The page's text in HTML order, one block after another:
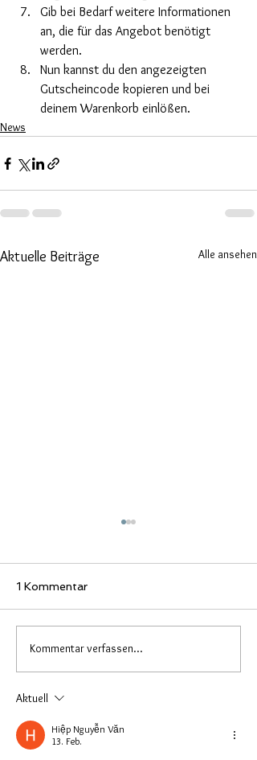
Gib bei Bedarf weitere Informationen
an, die für das Angebot benötigt
werden.
Nun kannst du den angezeigten
Gutscheincode kopieren und bei
deinem Warenkorb einlößen.
News
Aktuelle Beiträge Alle ansehen
Terminkalender für
1 Kommentar
Kommentar verfassen...
Aktuell
Hiệp Nguyễn Văn
13. Feb.